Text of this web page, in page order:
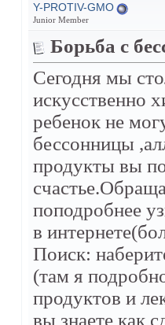
Y-PROTIV-GMO
Junior Member
Борьба с
Сегодня мы
искусственно
ребенок не
бессонницы
продукты вы
поподробнее
в
Поиск:
(там я
продуктов и
вы знаете как